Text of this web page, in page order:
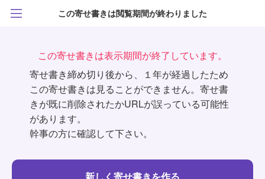
この寄せ書きは閲覧期間が終わりました
この寄せ書きは表示期間が終了しています。
寄せ書き締め切り後から、１年が経過したため
この寄せ書きは見ることができません。寄せ書
きが既に削除されたかURLが誤っている可能性
があります。
幹事の方に確認して下さい。